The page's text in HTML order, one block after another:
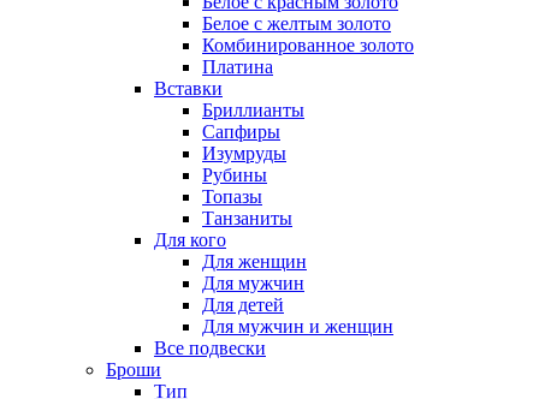
Белое с желтым золото
Комбинированное золото
Платина
Вставки
Бриллианты
Сапфиры
Изумруды
Рубины
Топазы
Танзаниты
Для кого
Для женщин
Для мужчин
Для детей
Для мужчин и женщин
Все подвески
Броши
Тип